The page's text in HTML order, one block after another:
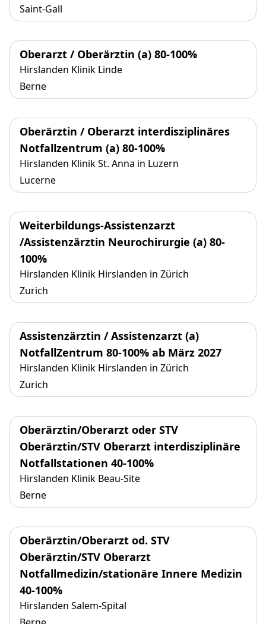
Saint-Gall
Oberarzt / Oberärztin (a) 80-100%
Hirslanden Klinik Linde
Berne
Oberärztin / Oberarzt interdisziplinäres
Notfallzentrum (a) 80-100%
Hirslanden Klinik St. Anna in Luzern
Lucerne
Weiterbildungs-Assistenzarzt
/Assistenzärztin Neurochirurgie (a) 80-
100%
Hirslanden Klinik Hirslanden in Zürich
Zurich
Assistenzärztin / Assistenzarzt (a)
NotfallZentrum 80-100% ab März 2027
Hirslanden Klinik Hirslanden in Zürich
Zurich
Oberärztin/Oberarzt oder STV
Oberärztin/STV Oberarzt interdisziplinäre
Notfallstationen 40-100%
Hirslanden Klinik Beau-Site
Berne
Oberärztin/Oberarzt od. STV
Oberärztin/STV Oberarzt
Notfallmedizin/stationäre Innere Medizin
40-100%
Hirslanden Salem-Spital